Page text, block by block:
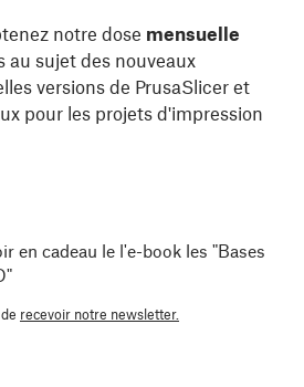
notre dose mensuelle
sujet des nouveaux
versions de PrusaSlicer et
pour les projets d'impression
en cadeau le l'e-book les "Bases
recevoir notre newsletter.